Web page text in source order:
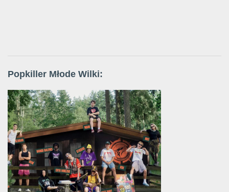
Popkiller Młode Wilki: